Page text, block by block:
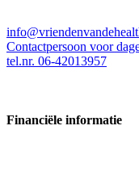
Contactpersoon voor
tel.nr. 06-42013957
Financiële informatie